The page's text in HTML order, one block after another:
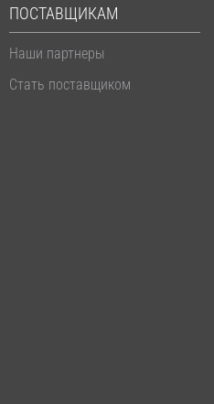
ПОСТАВЩИКАМ
Наши партнеры
Стать поставщиком